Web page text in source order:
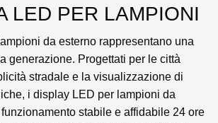
LED PER LAMPIONI
da esterno rappresentano una
generazione. Progettati per le città
stradale e la visualizzazione di
i display LED per lampioni da
stabile e affidabile 24 ore